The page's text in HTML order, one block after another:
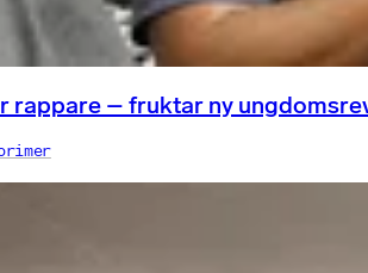
rappare – fruktar ny